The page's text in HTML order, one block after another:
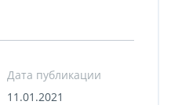
Дата публикации
11.01.2021